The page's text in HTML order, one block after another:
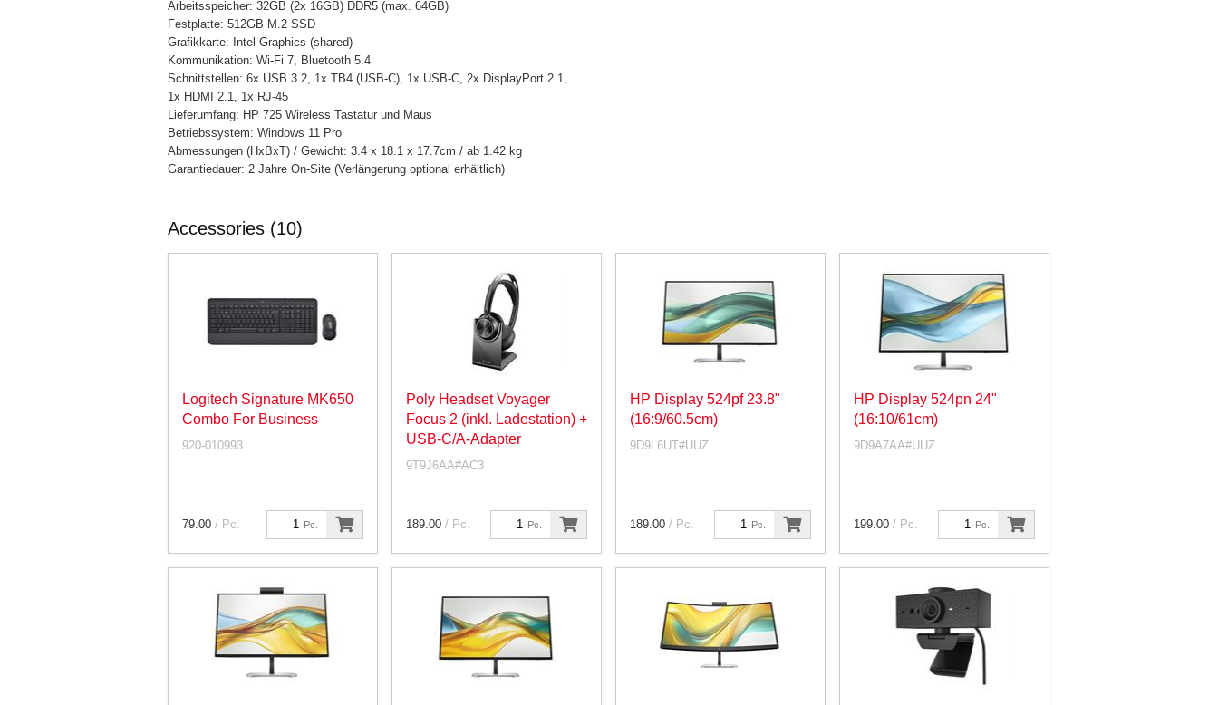
Arbeitsspeicher: 32GB (2x 16GB) DDR5 (max. 64GB)
Festplatte: 512GB M.2 SSD
Grafikkarte: Intel Graphics (shared)
Kommunikation: Wi-Fi 7, Bluetooth 5.4
Schnittstellen: 6x USB 3.2, 1x TB4 (USB-C), 1x USB-C, 2x DisplayPort 2.1,
1x HDMI 2.1, 1x RJ-45
Lieferumfang: HP 725 Wireless Tastatur und Maus
Betriebssystem: Windows 11 Pro
Abmessungen (HxBxT) / Gewicht: 3.4 x 18.1 x 17.7cm / ab 1.42 kg
Garantiedauer: 2 Jahre On-Site (Verlängerung optional erhältlich)
Accessories (10)
Logitech Signature MK650
Combo For Business
920-010993
Pc.
79.00 / Pc.
Poly Headset Voyager
Focus 2 (inkl. Ladestation) +
USB-C/A-Adapter
9T9J6AA#AC3
Pc.
189.00 / Pc.
HP Display 524pf 23.8"
(16:9/60.5cm)
9D9L6UT#UUZ
Pc.
189.00 / Pc.
HP Display 524pn 24"
(16:10/61cm)
9D9A7AA#UUZ
Pc.
199.00 / Pc.